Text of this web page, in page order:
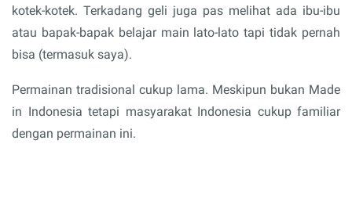
kotek-kotek. Terkadang geli juga pas melihat ada ibu-ibu
atau bapak-bapak belajar main lato-lato tapi tidak pernah
bisa (termasuk saya).
Permainan tradisional cukup lama. Meskipun bukan Made
in Indonesia tetapi masyarakat Indonesia cukup familiar
dengan permainan ini.